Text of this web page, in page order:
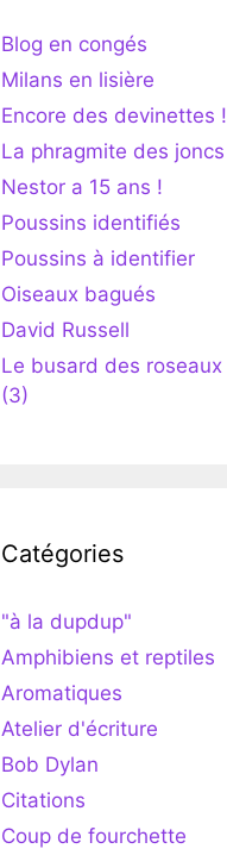
Blog en congés
Milans en lisière
Encore des devinettes !
La phragmite des joncs
Nestor a 15 ans !
Poussins identifiés
Poussins à identifier
Oiseaux bagués
David Russell
Le busard des roseaux
(3)
Catégories
"à la dupdup"
Amphibiens et reptiles
Aromatiques
Atelier d'écriture
Bob Dylan
Citations
Coup de fourchette